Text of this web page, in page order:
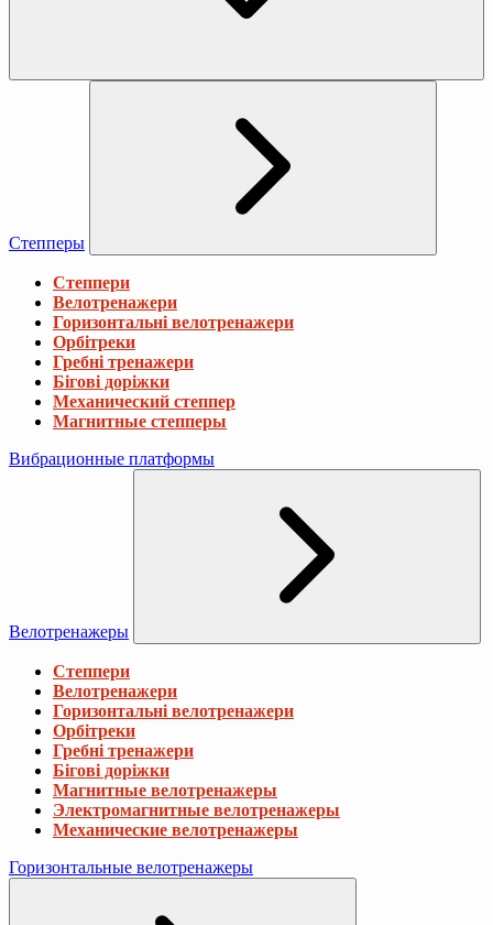
Степперы
Степпери
Велотренажери
Горизонтальні велотренажери
Орбітреки
Гребні тренажери
Бігові доріжки
Механический степпер
Магнитные степперы
Вибрационные платформы
Велотренажеры
Степпери
Велотренажери
Горизонтальні велотренажери
Орбітреки
Гребні тренажери
Бігові доріжки
Магнитные велотренажеры
Электромагнитные велотренажеры
Механические велотренажеры
Горизонтальные велотренажеры